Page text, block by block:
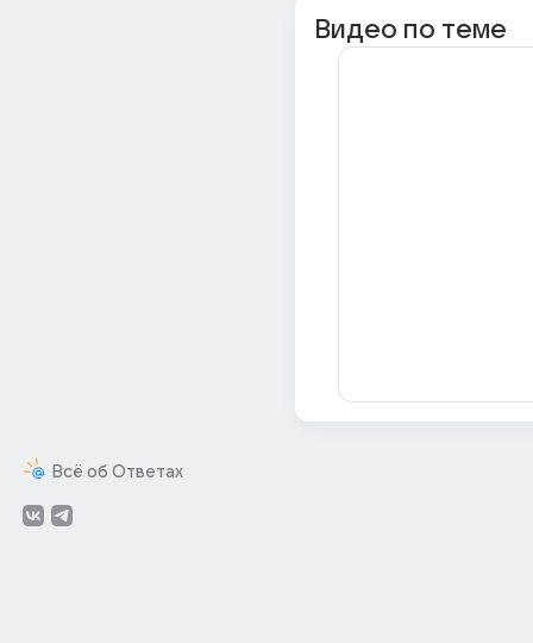
Всё об Ответах
Видео по теме